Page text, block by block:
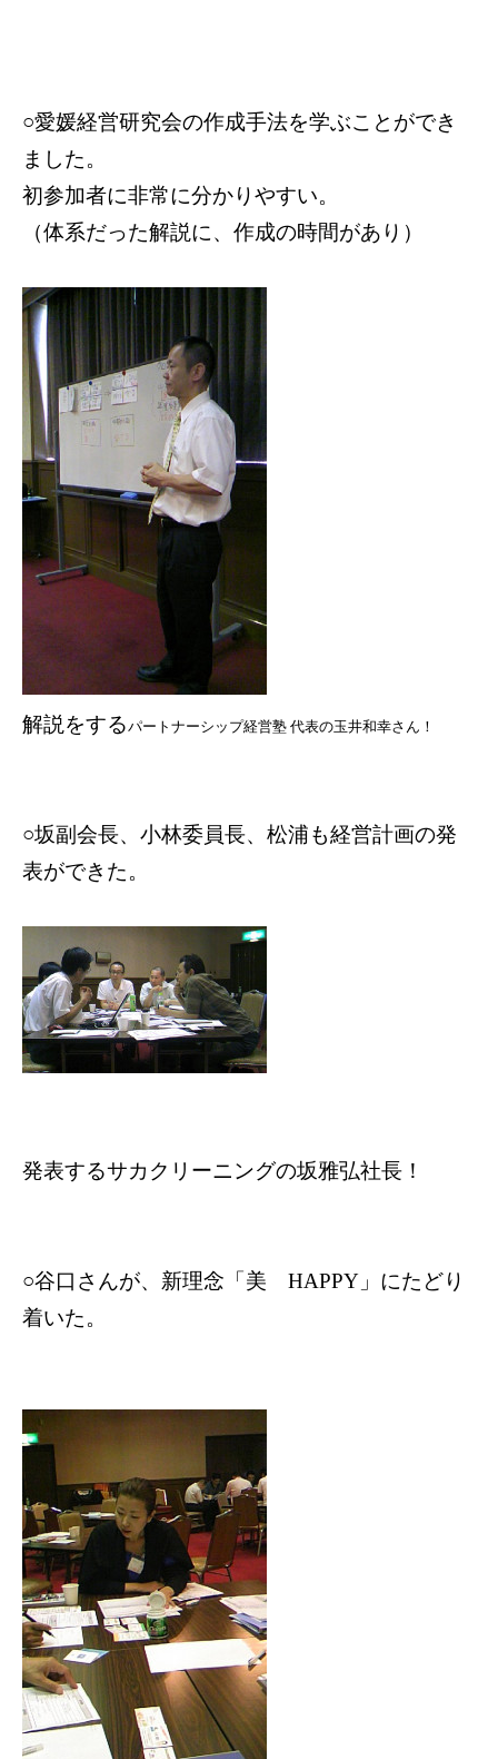
○愛媛経営研究会の作成手法を学ぶことができ
ました。
初参加者に非常に分かりやすい。
（体系だった解説に、作成の時間があり）
解説をするパートナーシップ経営塾 代表の玉井和幸さん！
○坂副会長、小林委員長、松浦も経営計画の発
表ができた。
発表するサカクリーニングの坂雅弘社長！
○谷口さんが、新理念「美 HAPPY 」にたどり
着いた。